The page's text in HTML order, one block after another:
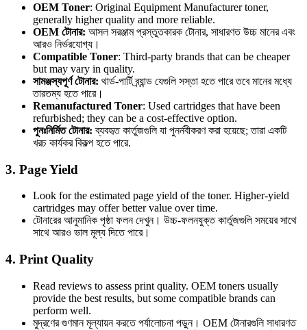
OEM Toner: Original Equipment Manufacturer toner,
generally higher quality and more reliable.
OEM টোনার: আসল সরঞ্জাম প্রস্তুতকারক টোনার, সাধারণত উচ্চ মানের এবং
আরও নির্ভরযোগ্য।
Compatible Toner: Third-party brands that can be cheaper
but may vary in quality.
সামঞ্জস্যপূর্ণ টোনার: থার্ড-পার্টি ব্র্যান্ড যেগুলি সস্তা হতে পারে তবে মানের মধ্যে
তারতম্য হতে পারে।
Remanufactured Toner: Used cartridges that have been
refurbished; they can be a cost-effective option.
পুনঃনির্মিত টোনার: ব্যবহৃত কার্তুজগুলি যা পুনর্নবীকরণ করা হয়েছে; তারা একটি
খরচ কার্যকর বিকল্প হতে পারে.
3. Page Yield
Look for the estimated page yield of the toner. Higher-yield
cartridges may offer better value over time.
টোনারের আনুমানিক পৃষ্ঠা ফলন দেখুন। উচ্চ-ফলনযুক্ত কার্তুজগুলি সময়ের সাথে
সাথে আরও ভাল মূল্য দিতে পারে।
4. Print Quality
Read reviews to assess print quality. OEM toners usually
provide the best results, but some compatible brands can
perform well.
মুদ্রণের গুণমান মূল্যায়ন করতে পর্যালোচনা পড়ুন। OEM টোনারগুলি সাধারণত